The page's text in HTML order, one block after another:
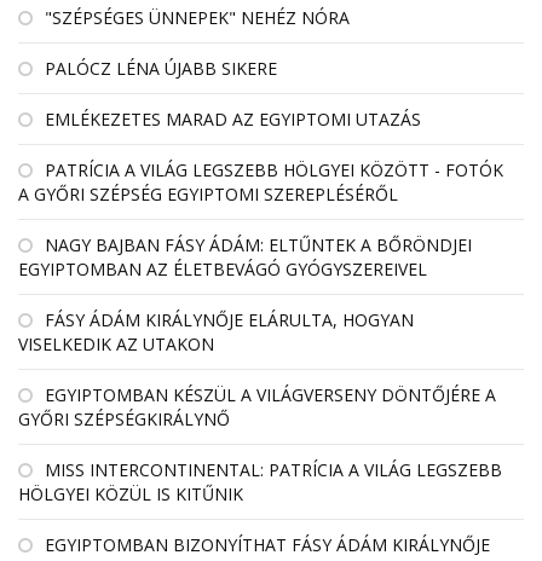
"SZÉPSÉGES ÜNNEPEK" NEHÉZ NÓRA
PALÓCZ LÉNA ÚJABB SIKERE
EMLÉKEZETES MARAD AZ EGYIPTOMI UTAZÁS
PATRÍCIA A VILÁG LEGSZEBB HÖLGYEI KÖZÖTT - FOTÓK
A GYŐRI SZÉPSÉG EGYIPTOMI SZEREPLÉSÉRŐL
NAGY BAJBAN FÁSY ÁDÁM: ELTŰNTEK A BŐRÖNDJEI
EGYIPTOMBAN AZ ÉLETBEVÁGÓ GYÓGYSZEREIVEL
FÁSY ÁDÁM KIRÁLYNŐJE ELÁRULTA, HOGYAN
VISELKEDIK AZ UTAKON
EGYIPTOMBAN KÉSZÜL A VILÁGVERSENY DÖNTŐJÉRE A
GYŐRI SZÉPSÉGKIRÁLYNŐ
MISS INTERCONTINENTAL: PATRÍCIA A VILÁG LEGSZEBB
HÖLGYEI KÖZÜL IS KITŰNIK
EGYIPTOMBAN BIZONYÍTHAT FÁSY ÁDÁM KIRÁLYNŐJE